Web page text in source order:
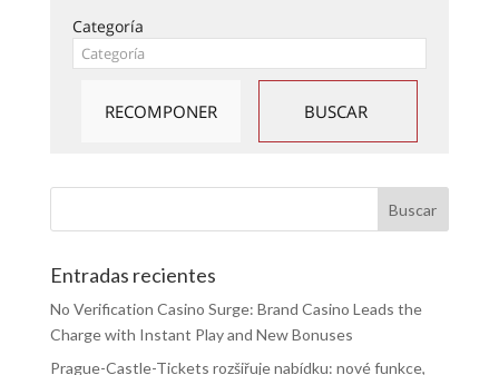
Categoría
Entradas recientes
No Verification Casino Surge: Brand Casino Leads the
Charge with Instant Play and New Bonuses
Prague-Castle-Tickets rozšiřuje nabídku: nové funkce,